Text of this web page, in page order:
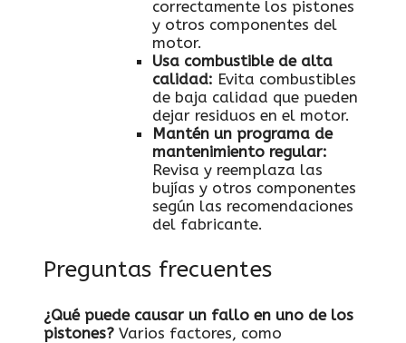
correctamente los pistones
y otros componentes del
motor.
Usa combustible de alta
calidad: Evita combustibles
de baja calidad que pueden
dejar residuos en el motor.
Mantén un programa de
mantenimiento regular:
Revisa y reemplaza las
bujías y otros componentes
según las recomendaciones
del fabricante.
Preguntas frecuentes
¿Qué puede causar un fallo en uno de los
pistones? Varios factores, como